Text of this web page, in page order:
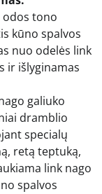
odos tono
kūno spalvos
nuo odelės link
ir išlyginamas
galiuko
dramblio
specialų
retą teptuką,
link nago
spalvos